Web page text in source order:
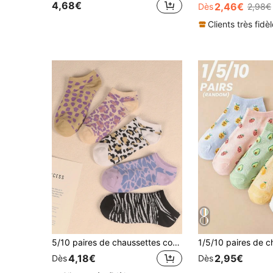
4,68€
Dès2,46€ 2,98€
Clients très
5/10 paires de chaussettes courtes décontractées multicolores pour femmes
Dès4,18€
Dès2,95€